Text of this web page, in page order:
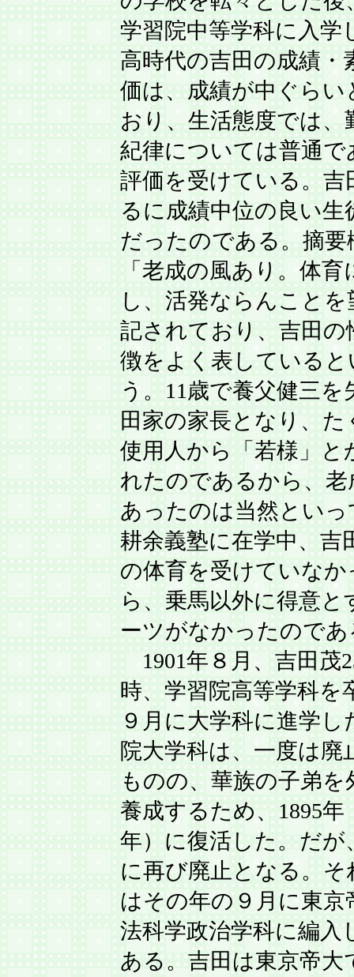
学習院中等学科に入学
高時代の吉田の成績・
価は、成績が中ぐらい
おり、生活態度では、
紀律については普通で
評価を受けている。吉
るに成績中位の良い生
だったのである。摘要
「老成の風あり。体育
し、活発ならんこと
記されており、吉田の
徴をよく表していると
う。11歳で養父健三を
田家の家長となり、た
使用人から「若様」と
れたのであるから、老
あったのは当然とい
耕余義塾に在学中、吉
の体育を受けていなか
ら、乗馬以外に得意と
ーツがなかったのであ
1901年８月、吉田茂
時、学習院高等学科を
９月に大学科に進学し
院大学科は、一度は廃
ものの、華族の子弟を
養成するため、1895年
年）に復活した。だが
に再び廃止となる。そ
はその年の９月に東京
法科学政治学科に編入
ある。吉田は東京帝大